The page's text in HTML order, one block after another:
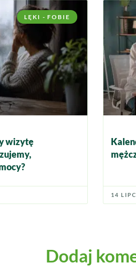
LĘKI - FOBIE
wizytę
14
Dodaj